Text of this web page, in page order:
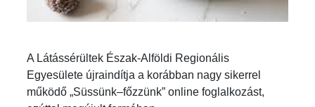
A Látássérültek Észak-Alföldi Regionális
Egyesülete újraindítja a korábban nagy sikerrel
működő „Süssünk–főzzünk” online foglalkozást,